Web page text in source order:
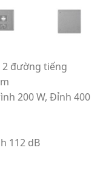
đường tiếng
200 W, Đỉnh 400
112 dB